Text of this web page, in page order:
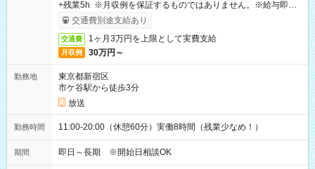
+残業5h ※月収例を保証するものではありません。※給与即受
取りサービス利用可（利用条件有）
交通費別途支給あり
交通費 1ヶ月3万円を上限として実費支給
月収例 30万円～
勤務地
東京都新宿区
市ケ谷駅から徒歩3分
放送
勤務時間 11:00-20:00（休憩60分）実働8時間（残業少なめ！）
期間 即日～長期 ※開始日相談OK